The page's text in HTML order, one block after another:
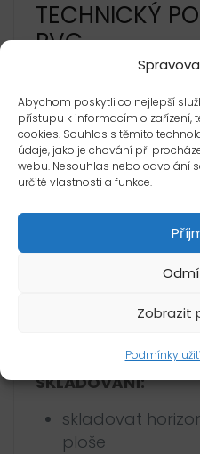
Abychom poskytli co nejlepší
přístupu k informacím o zařízení,
cookies. Souhlas s těmito
údaje, jako je chování při
webu. Nesouhlas nebo odvolání
určité vlastnosti a funkce.
Zobrazit
Podmínky
TECHNICKÝ
PVC
MATERIÁL:
tepelná stabilita
rázová
ČSN ISO 179
barevný odstín
stabilní proti UV
materiálová
vysoký lesk
splňuje
SKLADOVÁNÍ:
skladovat
ploše